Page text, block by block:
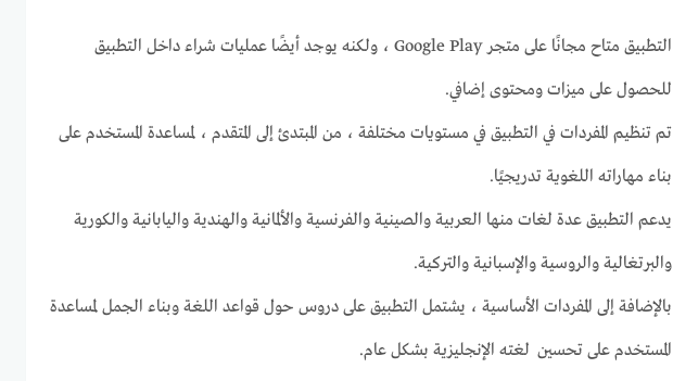
التطبيق متاح مجانًا على متجر Google Play ، ولكنه يوجد أيضًا عمليات شراء داخل التطبيق
للحصول على ميزات ومحتوى إضافي.
تم تنظيم المفردات في التطبيق في مستويات مختلفة ، من المبتدئ إلى المتقدم ، لمساعدة المستخدم على
بناء مهاراته اللغوية تدريجيًا.
يدعم التطبيق عدة لغات منها العربية والصينية والفرنسية والألمانية والهندية واليابانية والكورية
والبرتغالية والروسية والإسبانية والتركية.
بالإضافة إلى المفردات الأساسية ، يشتمل التطبيق على دروس حول قواعد اللغة وبناء الجمل لمساعدة
المستخدم على تحسين لغته الإنجليزية بشكل عام.